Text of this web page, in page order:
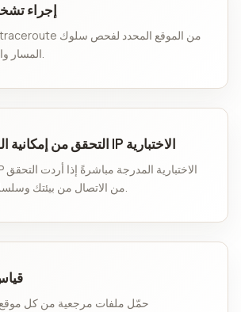
إجراء
المسار والتأخير قبل التنفيذ.
التحقق من إمكانية الوصول لعناوين IP الاختبارية
من الاتصال من بيئتك وسلسلة أدواتك الخاصة.
حمّل ملفات مرجعية من كل موقع